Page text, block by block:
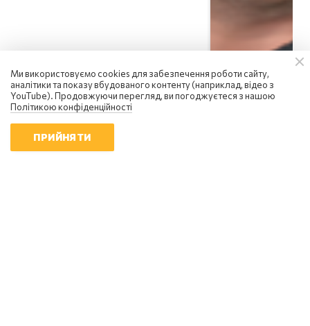
Ми використовуємо cookies для забезпечення роботи сайту,
аналітики та показу вбудованого контенту (наприклад, відео з
YouTube). Продовжуючи перегляд, ви погоджуєтеся з нашою
Політикою конфіденційності
ПРИЙНЯТИ